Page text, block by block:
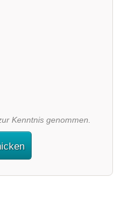
Kenntnis genommen.